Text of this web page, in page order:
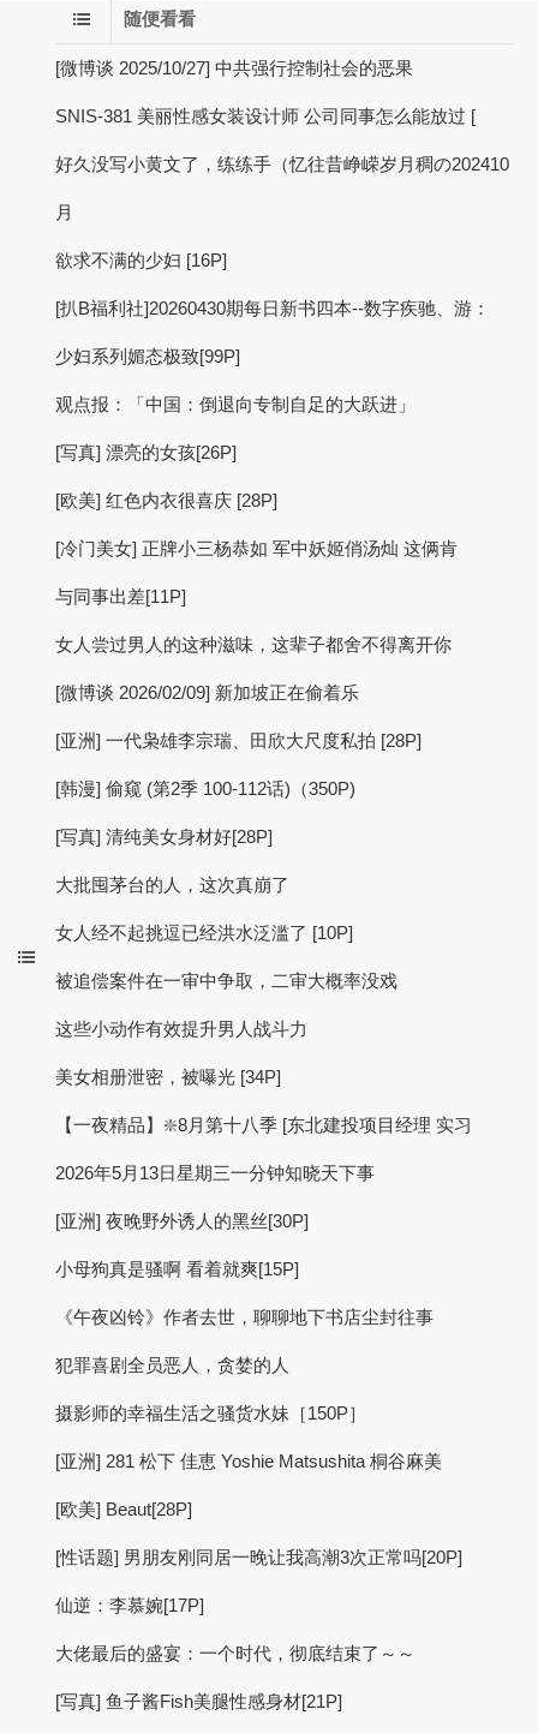
随便看看
[微博谈 2025/10/27] 中共强行控制社会的恶果
SNIS-381 美丽性感女装设计师 公司同事怎么能放过 [
好久没写小黄文了，练练手（忆往昔峥嵘岁月稠の202410
月
欲求不满的少妇 [16P]
[扒B福利社]20260430期每日新书四本--数字疾驰、游：
少妇系列媚态极致[99P]
观点报：「中国：倒退向专制自足的大跃进」
[写真] 漂亮的女孩[26P]
[欧美] 红色内衣很喜庆 [28P]
[冷门美女] 正牌小三杨恭如 军中妖姬俏汤灿 这俩肯
与同事出差[11P]
女人尝过男人的这种滋味，这辈子都舍不得离开你
[微博谈 2026/02/09] 新加坡正在偷着乐
[亚洲] 一代枭雄李宗瑞、田欣大尺度私拍 [28P]
[韩漫] 偷窥 (第2季 100-112话)（350P)
[写真] 清纯美女身材好[28P]
大批囤茅台的人，这次真崩了
女人经不起挑逗已经洪水泛滥了 [10P]
被追偿案件在一审中争取，二审大概率没戏
这些小动作有效提升男人战斗力
美女相册泄密，被曝光 [34P]
【一夜精品】❇️8月第十八季 [东北建投项目经理 实习
2026年5月13日星期三一分钟知晓天下事
[亚洲] 夜晚野外诱人的黑丝[30P]
小母狗真是骚啊 看着就爽[15P]
《午夜凶铃》作者去世，聊聊地下书店尘封往事
犯罪喜剧全员恶人，贪婪的人
摄影师的幸福生活之骚货水妹［150P］
[亚洲] 281 松下 佳恵 Yoshie Matsushita 桐谷麻美
[欧美] Beaut[28P]
[性话题] 男朋友刚同居一晚让我高潮3次正常吗[20P]
仙逆：李慕婉[17P]
大佬最后的盛宴：一个时代，彻底结束了～～
[写真] 鱼子酱Fish美腿性感身材[21P]